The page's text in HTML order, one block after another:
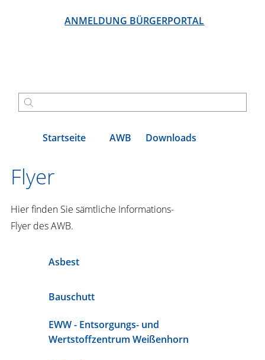
ANMELDUNG BÜRGERPORTAL
Startseite AWB Downloads
Flyer
Hier finden Sie sämtliche Informations-
Flyer des AWB.
Asbest
Bauschutt
EWW - Entsorgungs- und
Wertstoffzentrum Weißenhorn